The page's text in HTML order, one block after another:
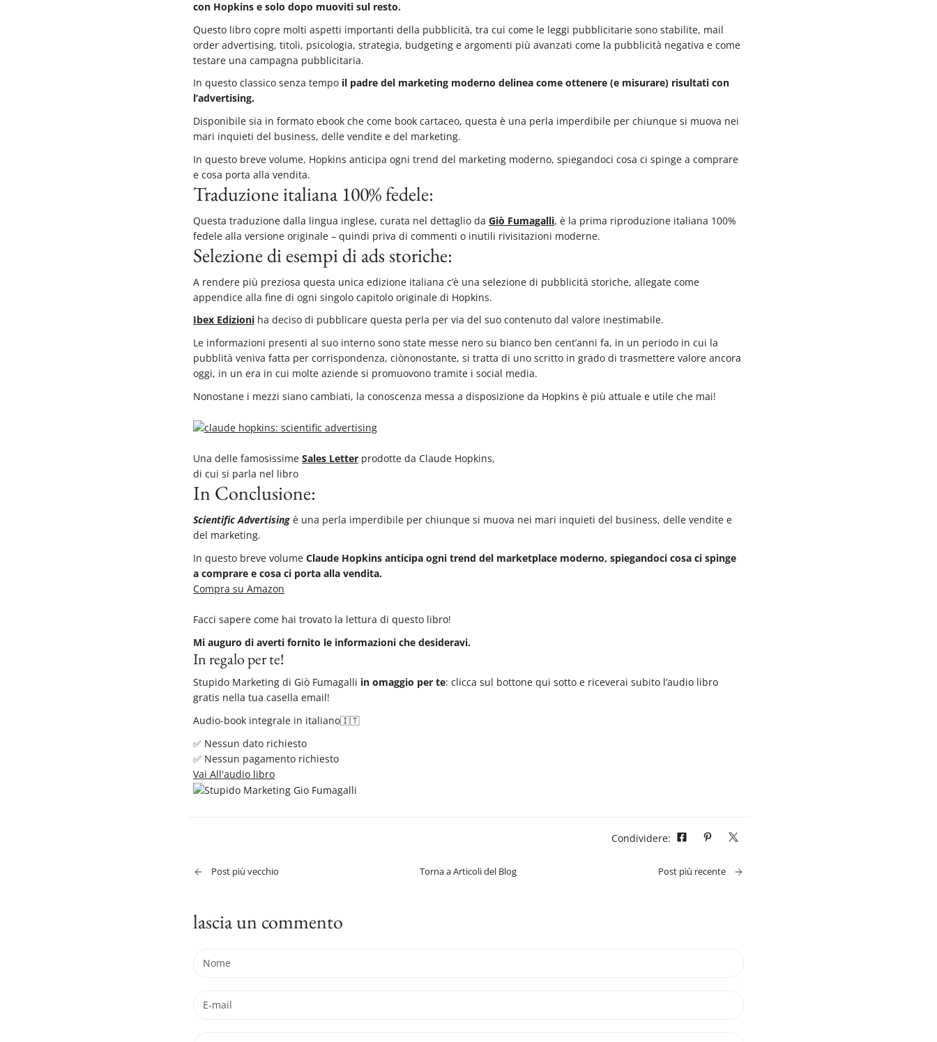
con Hopkins e solo dopo muoviti sul resto.
Questo libro copre molti aspetti importanti della pubblicità, tra cui come le leggi pubblicitarie sono stabilite, mail
order advertising, titoli, psicologia, strategia, budgeting e argomenti più avanzati come la pubblicità negativa e come
testare una campagna pubblicitaria.
In questo classico senza tempo il padre del marketing moderno delinea come ottenere (e misurare) risultati con
l’advertising.
Disponibile sia in formato ebook che come book cartaceo, questa è una perla imperdibile per chiunque si muova nei
mari inquieti del business, delle vendite e del marketing.
In questo breve volume, Hopkins anticipa ogni trend del marketing moderno, spiegandoci cosa ci spinge a comprare
e cosa porta alla vendita.
Traduzione italiana 100% fedele:
Questa traduzione dalla lingua inglese, curata nel dettaglio da Giò Fumagalli, è la prima riproduzione italiana 100%
fedele alla versione originale – quindi priva di commenti o inutili rivisitazioni moderne.
Selezione di esempi di ads storiche:
A rendere più preziosa questa unica edizione italiana c’è una selezione di pubblicità storiche, allegate come
appendice alla fine di ogni singolo capitolo originale di Hopkins.
Ibex Edizioni ha deciso di pubblicare questa perla per via del suo contenuto dal valore inestimabile.
Le informazioni presenti al suo interno sono state messe nero su bianco ben cent’anni fa, in un periodo in cui la
pubblità veniva fatta per corrispondenza, ciònonostante, si tratta di uno scritto in grado di trasmettere valore ancora
oggi, in un era in cui molte aziende si promuovono tramite i social media.
Nonostane i mezzi siano cambiati, la conoscenza messa a disposizione da Hopkins è più attuale e utile che mai!
Una delle famosissime Sales Letter prodotte da Claude Hopkins,
di cui si parla nel libro
In Conclusione:
Scientific Advertising è una perla imperdibile per chiunque si muova nei mari inquieti del business, delle vendite e
del marketing.
In questo breve volume Claude Hopkins anticipa ogni trend del marketplace moderno, spiegandoci cosa ci spinge
a comprare e cosa ci porta alla vendita.
Compra su Amazon
Facci sapere come hai trovato la lettura di questo libro!
Mi auguro di averti fornito le informazioni che desideravi.
In regalo per te!
Stupido Marketing di Giò Fumagalli in omaggio per te: clicca sul bottone qui sotto e riceverai subito l’audio libro
gratis nella tua casella email!
Audio-book integrale in italiano🇮🇹
✅ Nessun dato richiesto
✅ Nessun pagamento richiesto
Vai All'audio libro
Condividere:
Post più vecchio Torna a Articoli del Blog Post più recente
lascia un commento